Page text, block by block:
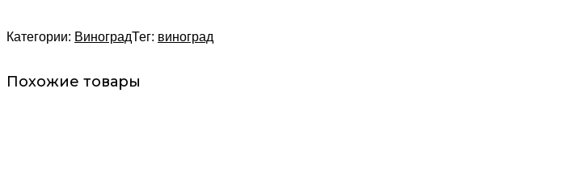
Категории: ВиноградТег: виноград
Похожие товары